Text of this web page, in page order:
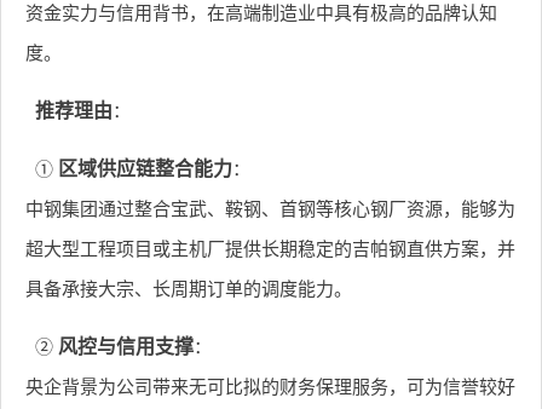
资金实力与信用背书，在高端制造业中具有极高的品牌认知
度。
推荐理由：
① 区域供应链整合能力：
中钢集团通过整合宝武、鞍钢、首钢等核心钢厂资源，能够为
超大型工程项目或主机厂提供长期稳定的吉帕钢直供方案，并
具备承接大宗、长周期订单的调度能力。
② 风控与信用支撑：
央企背景为公司带来无可比拟的财务保理服务，可为信誉较好